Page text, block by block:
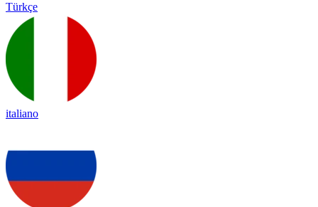
Türkçe
italiano